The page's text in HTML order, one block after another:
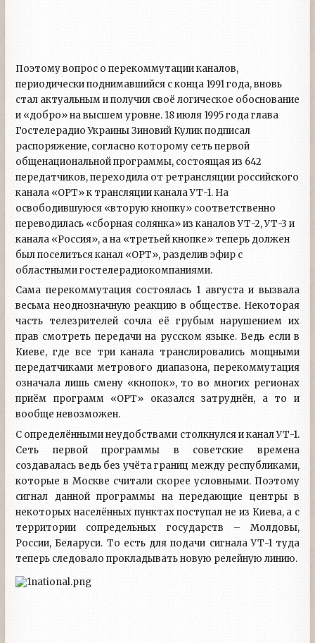
Поэтому вопрос о перекоммутации каналов,
периодически поднимавшийся с конца 1991 года, вновь
стал актуальным и получил своё логическое обоснование
и «добро» на высшем уровне. 18 июля 1995 года глава
Гостелерадио Украины Зиновий Кулик подписал
распоряжение, согласно которому сеть первой
общенациональной программы, состоящая из 642
передатчиков, переходила от ретрансляции российского
канала «ОРТ» к трансляции канала УТ-1. На
освободившуюся «вторую кнопку» соответственно
переводилась «сборная солянка» из каналов УТ-2, УТ-3 и
канала «Россия», а на «третьей кнопке» теперь должен
был поселиться канал «ОРТ», разделив эфир с
областными гостелерадиокомпаниями.
Сама перекоммутация состоялась 1 августа и вызвала
весьма неоднозначную реакцию в обществе. Некоторая
часть телезрителей сочла её грубым нарушением их
прав смотреть передачи на русском языке. Ведь если в
Киеве, где все три канала транслировались мощными
передатчиками метрового диапазона, перекоммутация
означала лишь смену «кнопок», то во многих регионах
приём программ «ОРТ» оказался затруднён, а то и
вообще невозможен.
С определёнными неудобствами столкнулся и канал УТ-1.
Сеть первой программы в советские времена
создавалась ведь без учёта границ между республиками,
которые в Москве считали скорее условными. Поэтому
сигнал данной программы на передающие центры в
некоторых населённых пунктах поступал не из Киева, а с
территории сопредельных государств – Молдовы,
России, Беларуси. То есть для подачи сигнала УТ-1 туда
теперь следовало прокладывать новую релейную линию.